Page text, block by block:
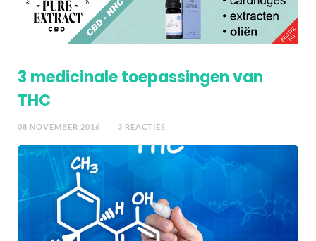
3 medicinale toepassingen van
THC
08 NOVEMBER 2016 3 REACTIES